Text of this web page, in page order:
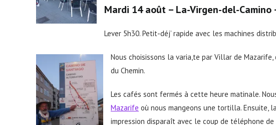
Mardi 14 août – La-Virgen-del-Camino
Lever 5h30. Petit-déj’ rapide avec les machines
Nous choisissons la varia,te par Villar de Mazarife,
du Chemin.
Les cafés sont fermés à cette heure matinale.
Mazarife où nous mangeons une tortilla. Ensuite,
impression disparaît avec le coup de téléphone